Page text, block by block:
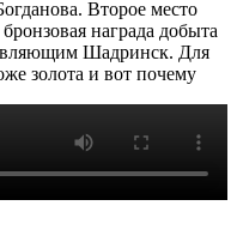
Второе место
награда добыта
Шадринск. Для
золота и вот почему